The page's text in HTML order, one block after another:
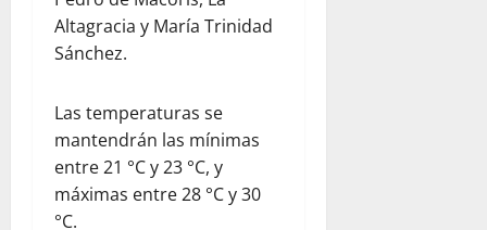
Altagracia y María Trinidad
Sánchez.
Las temperaturas se
mantendrán las mínimas
entre 21 °C y 23 °C, y
máximas entre 28 °C y 30
°C.